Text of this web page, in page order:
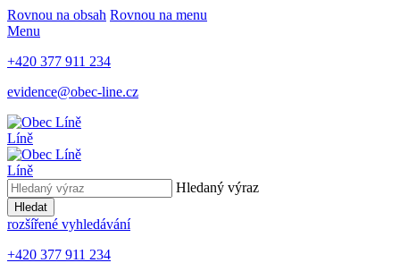
Rovnou na obsah Rovnou na menu
Menu
+420 377 911 234
evidence@obec-line.cz
Líně
Líně
Hledaný výraz
Hledat
rozšířené vyhledávání
+420 377 911 234